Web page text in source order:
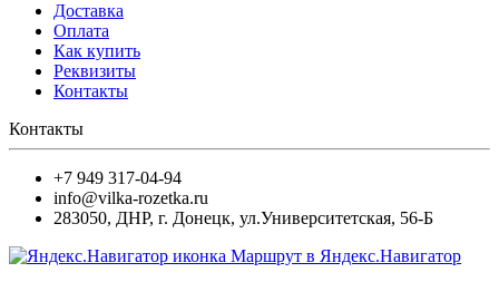
Доставка
Оплата
Как купить
Реквизиты
Контакты
Контакты
+7 949 317-04-94
info@vilka-rozetka.ru
283050, ДНР, г. Донецк, ул.Университетская, 56-Б
Маршрут в Яндекс.Навигатор